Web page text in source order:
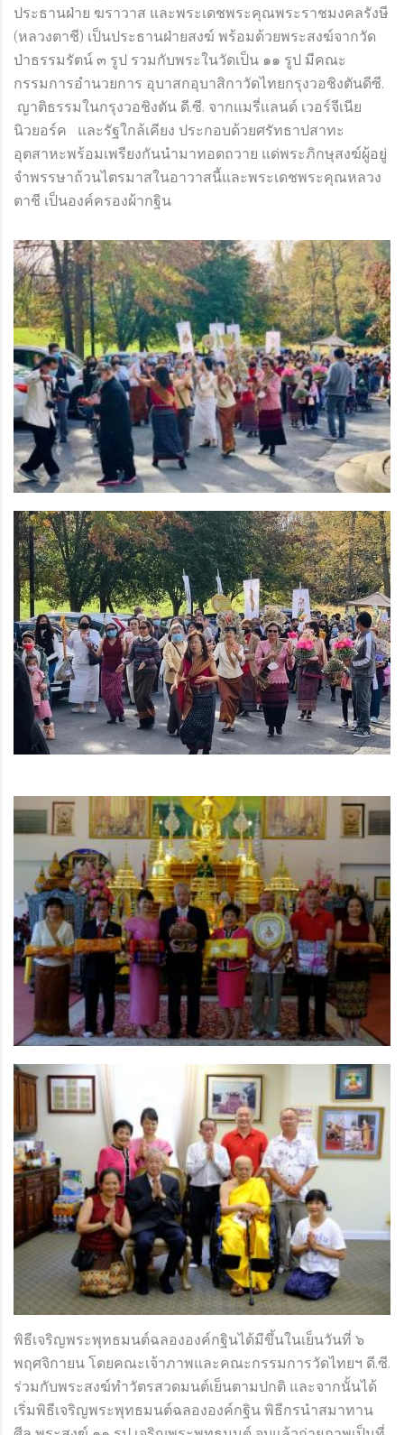
ประธานฝ่าย ฆราวาส และพระเดชพระคุณพระราชมงคลรังษี
(หลวงตาชี) เป็นประธานฝ่ายสงฆ์ พร้อมด้วยพระสงฆ์จากวัด
ป่าธรรมรัตน์ ๓ รูป รวมกับพระในวัดเป็น ๑๑ รูป มีคณะ
กรรมการอำนวยการ อุบาสกอุบาสิกาวัดไทยกรุงวอชิงตันดีซี.
ญาติธรรมในกรุงวอชิงตัน ดี.ซี. จากแมรี่แลนด์ เวอร์จีเนีย
นิวยอร์ค และรัฐใกล้เคียง ประกอบด้วยศรัทธาปสาทะ
อุตสาหะพร้อมเพรียงกันนำมาทอดถวาย แด่พระภิกษุสงฆ์ผู้อยู่
จำพรรษาถ้วนไตรมาสในอาวาสนี้และพระเดชพระคุณหลวง
ตาชี เป็นองค์ครองผ้ากฐิน
พิธีเจริญพระพุทธมนต์ฉลององค์กฐินได้มีขึ้นในเย็นวันที่ ๖
พฤศจิกายน โดยคณะเจ้าภาพและคณะกรรมการวัดไทยฯ ดี.ซี.
ร่วมกับพระสงฆ์ทำวัตรสวดมนต์เย็นตามปกติ และจากนั้นได้
เริ่มพิธีเจริญพระพุทธมนต์ฉลององค์กฐิน พิธีกรนำสมาทาน